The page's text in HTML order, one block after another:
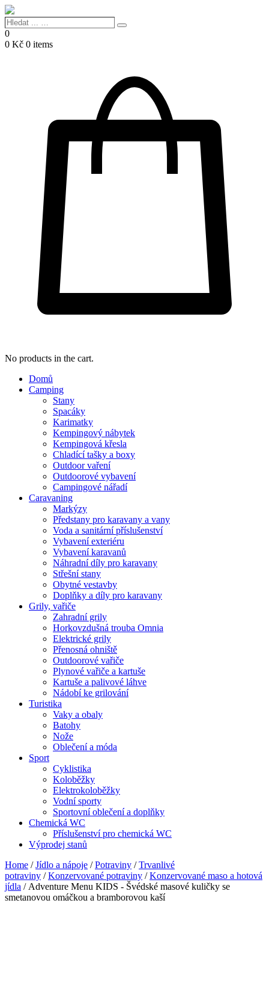
Hledat
...
…
Search
0
0 Kč 0 items
No products in the cart.
Domů
Camping
Stany
Spacáky
Karimatky
Kempingový nábytek
Kempingová křesla
Chladící tašky a boxy
Outdoor vaření
Outdoorové vybavení
Campingové nářadí
Caravaning
Markýzy
Předstany pro karavany a vany
Voda a sanitární příslušenství
Vybavení exteriéru
Vybavení karavanů
Náhradní díly pro karavany
Střešní stany
Obytné vestavby
Doplňky a díly pro karavany
Grily, vařiče
Zahradní grily
Horkovzdušná trouba Omnia
Elektrické grily
Přenosná ohniště
Outdoorové vařiče
Plynové vařiče a kartuše
Kartuše a palivové láhve
Nádobí ke grilování
Turistika
Vaky a obaly
Batohy
Nože
Oblečení a móda
Sport
Cyklistika
Koloběžky
Elektrokoloběžky
Vodní sporty
Sportovní oblečení a doplňky
Chemická WC
Příslušenství pro chemická WC
Výprodej stanů
Home /Jídlo a nápoje /Potraviny /Trvanlivé
potraviny /Konzervované potraviny /Konzervované maso a hotová
jídla / Adventure Menu KIDS - Švédské masové kuličky se
smetanovou omáčkou a bramborovou kaší